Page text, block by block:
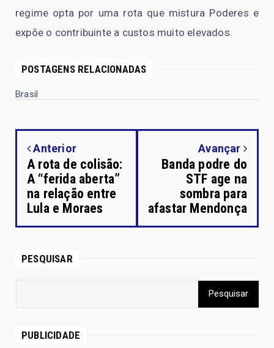
regime opta por uma rota que mistura Poderes e
expõe o contribuinte a custos muito elevados.
POSTAGENS RELACIONADAS
Brasil
Anterior
A rota de colisão:
A “ferida aberta”
na relação entre
Lula e Moraes
Avançar
Banda podre do
STF age na
sombra para
afastar Mendonça
PESQUISAR
PUBLICIDADE